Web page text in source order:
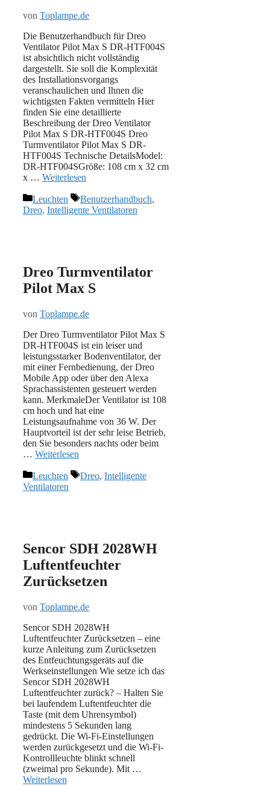
von Toplampe.de
Die Benutzerhandbuch für Dreo
Ventilator Pilot Max S DR-HTF004S
ist absichtlich nicht vollständig
dargestellt. Sie soll die Komplexität
des Installationsvorgangs
veranschaulichen und Ihnen die
wichtigsten Fakten vermitteln Hier
finden Sie eine detaillierte
Beschreibung der Dreo Ventilator
Pilot Max S DR-HTF004S Dreo
Turmventilator Pilot Max S DR-
HTF004S Technische DetailsModel:
DR-HTF004SGröße: 108 cm x 32 cm
x … Weiterlesen
Kategorien
Leuchten Schlagwörter
Benutzerhandbuch,
Dreo, Intelligente Ventilatoren
Dreo Turmventilator
Pilot Max S
von Toplampe.de
Der Dreo Turmventilator Pilot Max S
DR-HTF004S ist ein leiser und
leistungsstarker Bodenventilator, der
mit einer Fernbedienung, der Dreo
Mobile App oder über den Alexa
Sprachassistenten gesteuert werden
kann. MerkmaleDer Ventilator ist 108
cm hoch und hat eine
Leistungsaufnahme von 36 W. Der
Hauptvorteil ist der sehr leise Betrieb,
den Sie besonders nachts oder beim
… Weiterlesen
Kategorien
Leuchten Schlagwörter
Dreo, Intelligente
Ventilatoren
Sencor SDH 2028WH
Luftentfeuchter
Zurücksetzen
von Toplampe.de
Sencor SDH 2028WH
Luftentfeuchter Zurücksetzen – eine
kurze Anleitung zum Zurücksetzen
des Entfeuchtungsgeräts auf die
Werkseinstellungen Wie setze ich das
Sencor SDH 2028WH
Luftentfeuchter zurück? – Halten Sie
bei laufendem Luftentfeuchter die
Taste (mit dem Uhrensymbol)
mindestens 5 Sekunden lang
gedrückt. Die Wi-Fi-Einstellungen
werden zurückgesetzt und die Wi-Fi-
Kontrollleuchte blinkt schnell
(zweimal pro Sekunde). Mit …
Weiterlesen